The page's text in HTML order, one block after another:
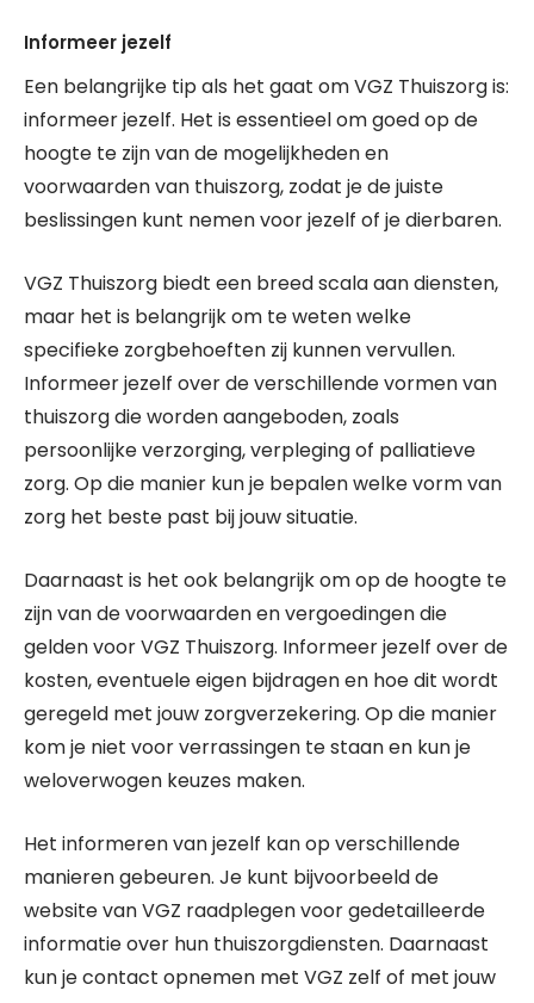
Informeer jezelf
Een belangrijke tip als het gaat om VGZ Thuiszorg is:
informeer jezelf. Het is essentieel om goed op de
hoogte te zijn van de mogelijkheden en
voorwaarden van thuiszorg, zodat je de juiste
beslissingen kunt nemen voor jezelf of je dierbaren.
VGZ Thuiszorg biedt een breed scala aan diensten,
maar het is belangrijk om te weten welke
specifieke zorgbehoeften zij kunnen vervullen.
Informeer jezelf over de verschillende vormen van
thuiszorg die worden aangeboden, zoals
persoonlijke verzorging, verpleging of palliatieve
zorg. Op die manier kun je bepalen welke vorm van
zorg het beste past bij jouw situatie.
Daarnaast is het ook belangrijk om op de hoogte te
zijn van de voorwaarden en vergoedingen die
gelden voor VGZ Thuiszorg. Informeer jezelf over de
kosten, eventuele eigen bijdragen en hoe dit wordt
geregeld met jouw zorgverzekering. Op die manier
kom je niet voor verrassingen te staan en kun je
weloverwogen keuzes maken.
Het informeren van jezelf kan op verschillende
manieren gebeuren. Je kunt bijvoorbeeld de
website van VGZ raadplegen voor gedetailleerde
informatie over hun thuiszorgdiensten. Daarnaast
kun je contact opnemen met VGZ zelf of met jouw